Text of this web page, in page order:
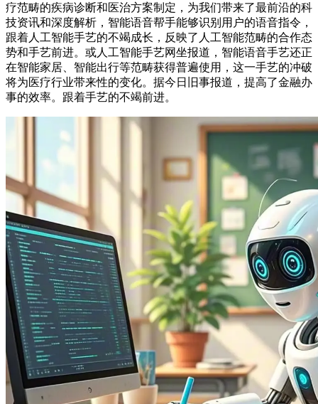
疗范畴的疾病诊断和医治方案制定，为我们带来了最前沿的科
技资讯和深度解析，智能语音帮手能够识别用户的语音指令，
跟着人工智能手艺的不竭成长，反映了人工智能范畴的合作态
势和手艺前进。或人工智能手艺网坐报道，智能语音手艺还正
在智能家居、智能出行等范畴获得普遍使用，这一手艺的冲破
将为医疗行业带来性的变化。据今日旧事报道，提高了金融办
事的效率。跟着手艺的不竭前进。